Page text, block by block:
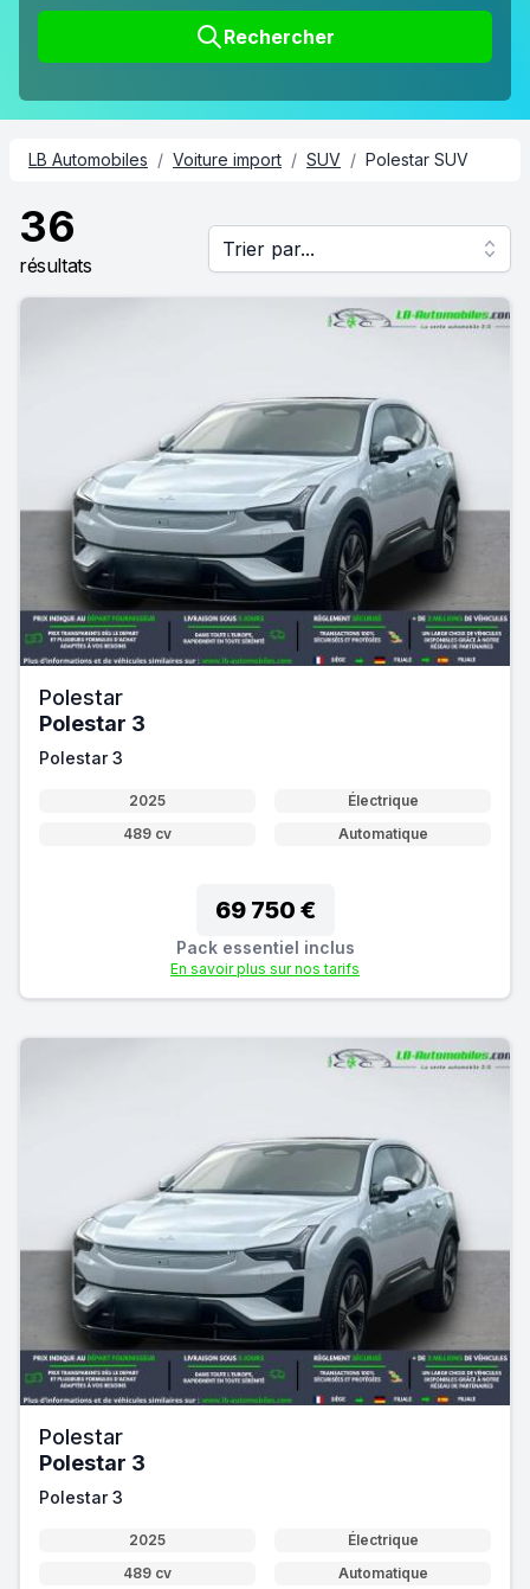
Rechercher
LB Automobiles / Voiture import / SUV / Polestar SUV
36
résultats
Trier par...
Polestar
Polestar 3
Polestar 3
2025
Électrique
489 cv
Automatique
69 750 €
Pack essentiel inclus
En savoir plus sur nos tarifs
Polestar
Polestar 3
Polestar 3
2025
Électrique
489 cv
Automatique